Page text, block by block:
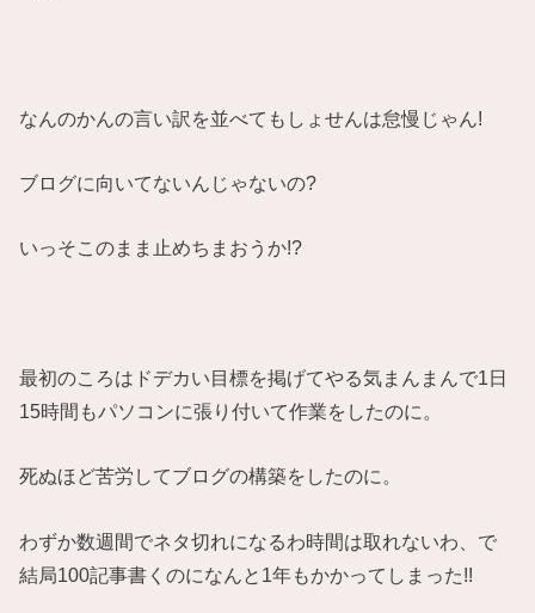
なんのかんの言い訳を並べてもしょせんは怠慢じゃん!
ブログに向いてないんじゃないの?
いっそこのまま止めちまおうか!?
最初のころはドデカい目標を掲げてやる気まんまんで1日
15時間もパソコンに張り付いて作業をしたのに。
死ぬほど苦労してブログの構築をしたのに。
わずか数週間でネタ切れになるわ時間は取れないわ、で
結局100記事書くのになんと1年もかかってしまった!!